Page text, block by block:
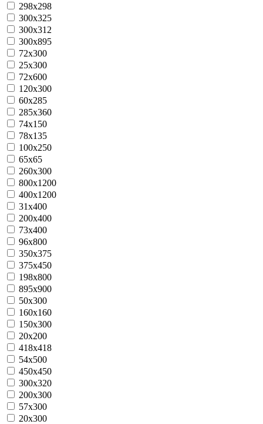
298x298
300x325
300x312
300x895
72x300
25x300
72x600
120x300
60x285
285x360
74x150
78x135
100x250
65x65
260x300
800x1200
400x1200
31x400
200x400
73x400
96x800
350x375
375x450
198x800
895х900
50x300
160х160
150x300
20х200
418x418
54x500
450x450
300x320
200x300
57x300
20x300